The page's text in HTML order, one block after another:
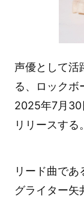
声優として
る、ロックボ
2025年7月30
リリースする。
リード曲であ
グライター矢